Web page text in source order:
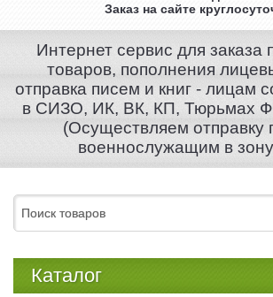
Заказ на сайте
Интернет сервис для заказа
товаров, пополнения
отправка писем и книг - лицам
в СИЗО, ИК, ВК, КП, Тюрьмах
(Осуществляем отправку
военнослужащим в
Каталог